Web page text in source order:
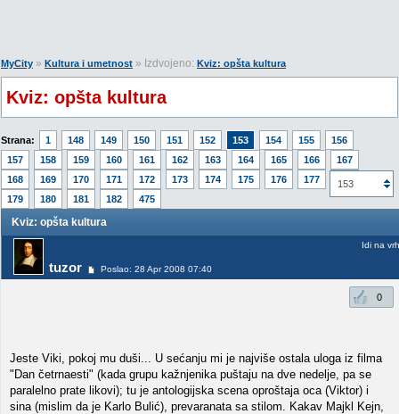
MyCity » Kultura i umetnost » Izdvojeno: Kviz: opšta kultura
Kviz: opšta kultura
Strana: 1 148 149 150 151 152 153 154 155
156
157
158 159 160 161 162 163 164 165 166
167
168
169 170 171 172 173 174 175 176 177
178
179
180 181 182 475
153
Kviz: opšta kultura
tuzor Poslao: 28 Apr 2008 07:40
Idi na vrh
0
Jeste Viki, pokoj mu duši... U sećanju mi je najviše ostala uloga iz filma
"Dan četrnaesti" (kada grupu kažnjenika puštaju na dve nedelje, pa se
paralelno prate likovi); tu je antologijska scena oproštaja oca (Viktor) i
sina (mislim da je Karlo Bulić), prevaranata sa stilom. Kakav Majkl Kejn,